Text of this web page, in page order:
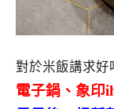
對於米飯講求好
電子鍋、象印